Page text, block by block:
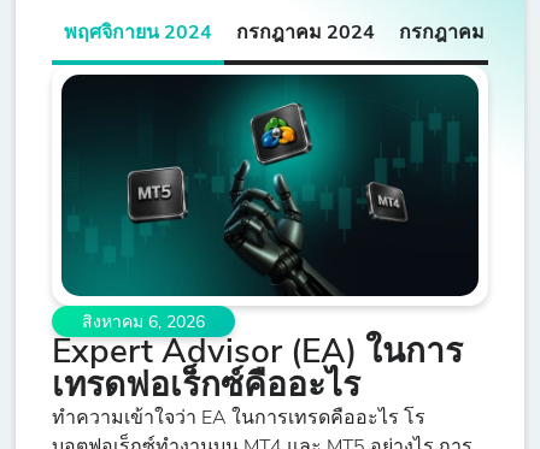
พฤศจิกายน 2024 กรกฎาคม 2024 กรกฎาคม 2024
สิงหาคม 6, 2026
Expert Advisor (EA) ในการ
เทรดฟอเร็กซ์คืออะไร
ทำความเข้าใจว่า EA ในการเทรดคืออะไร โร